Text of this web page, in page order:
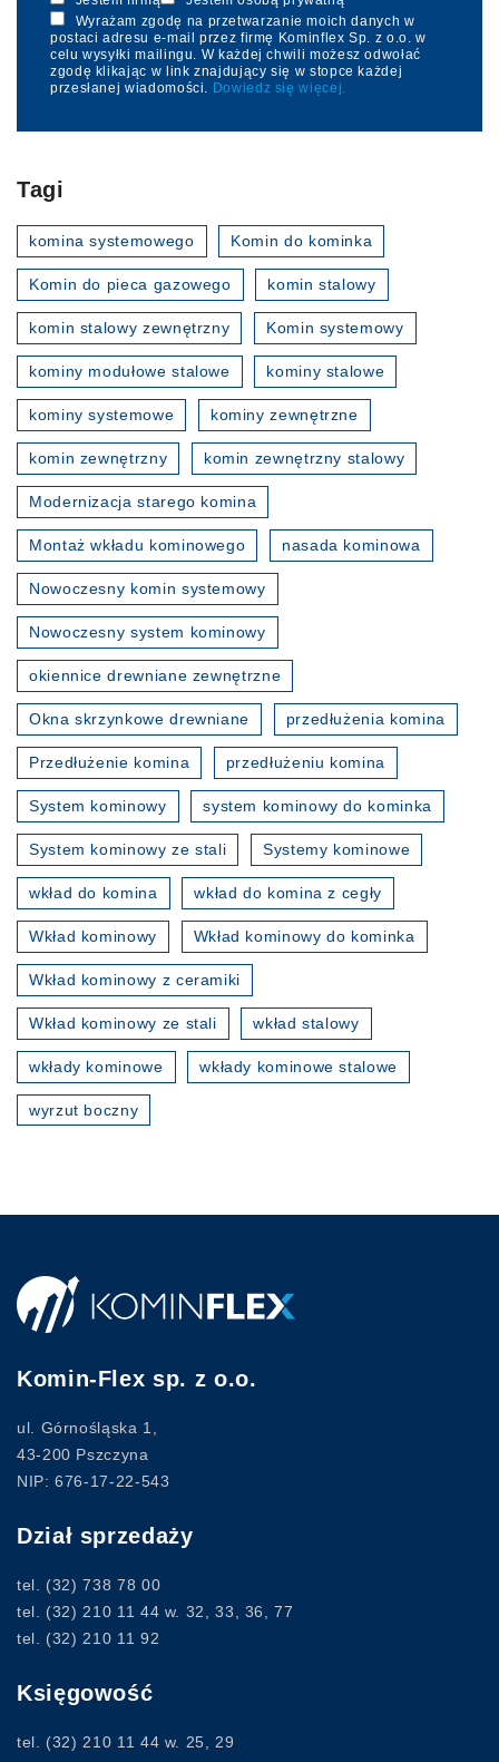
Wyrażam zgodę na przetwarzanie moich danych w
postaci adresu e-mail przez firmę Kominflex Sp. z o.o. w
celu wysyłki mailingu. W każdej chwili możesz odwołać
zgodę klikając w link znajdujący się w stopce każdej
przesłanej wiadomości. Dowiedz się więcej.
Tagi
komina systemowego Komin do kominka
Komin do pieca gazowego komin stalowy
komin stalowy zewnętrzny Komin systemowy
kominy modułowe stalowe kominy stalowe
kominy systemowe kominy zewnętrzne
komin zewnętrzny komin zewnętrzny stalowy
Modernizacja starego komina
Montaż wkładu kominowego nasada kominowa
Nowoczesny komin systemowy
Nowoczesny system kominowy
okiennice drewniane zewnętrzne
Okna skrzynkowe drewniane przedłużenia komina
Przedłużenie komina przedłużeniu komina
System kominowy system kominowy do kominka
System kominowy ze stali Systemy kominowe
wkład do komina wkład do komina z cegły
Wkład kominowy Wkład kominowy do kominka
Wkład kominowy z ceramiki
Wkład kominowy ze stali wkład stalowy
wkłady kominowe wkłady kominowe stalowe
wyrzut boczny
Komin-Flex sp. z o.o.
ul. Górnośląska 1,
43-200 Pszczyna
NIP: 676-17-22-543
Dział sprzedaży
tel. (32) 738 78 00
tel. (32) 210 11 44 w. 32, 33, 36, 77
tel. (32) 210 11 92
Księgowość
tel. (32) 210 11 44 w. 25, 29